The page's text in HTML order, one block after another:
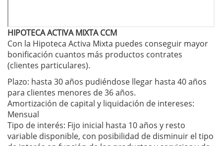
HIPOTECA ACTIVA MIXTA CCM
Con la Hipoteca Activa Mixta puedes conseguir mayor
bonificación cuantos más productos contrates
(clientes particulares).
Plazo: hasta 30 años pudiéndose llegar hasta 40 años
para clientes menores de 36 años.
Amortización de capital y liquidación de intereses:
Mensual
Tipo de interés: Fijo inicial hasta 10 años y resto
variable disponible, con posibilidad de disminuir el tipo